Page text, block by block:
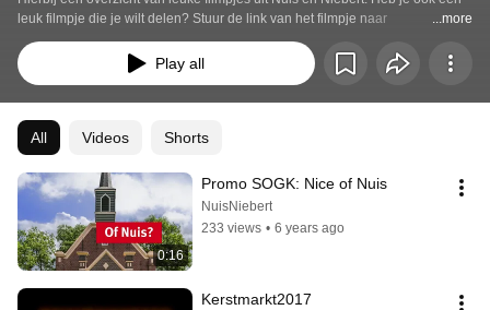
leuk filmpje die je wilt delen? Stuur de link van het filmpje naar
info@nuisniebert.nl.
...more
Play all
All Videos Shorts
0:16
Promo SOGK: Nice of Nuis
NuisNiebert
233 views • 6 years ago
Kerstmarkt2017